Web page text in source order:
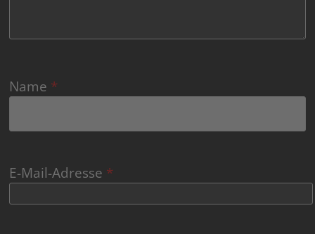
Name *
E-Mail-Adresse *